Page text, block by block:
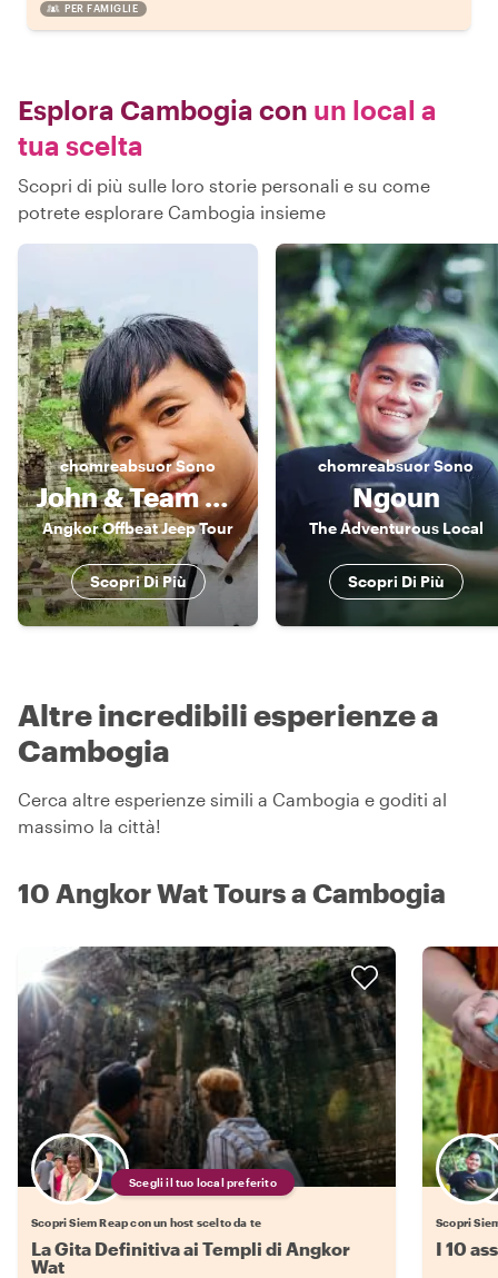
PER FAMIGLIE
Esplora Cambogia con un local a
tua scelta
Scopri di più sulle loro storie personali e su come
potrete esplorare Cambogia insieme
chomreabsuorSono
John & Team Angkor Jeep Tour
Angkor Offbeat Jeep Tour
Scopri Di Più
chomreabsuorSono
Ngoun
The Adventurous Local
Scopri Di Più
Altre incredibili esperienze a
Cambogia
Cerca altre esperienze simili a Cambogia e goditi al
massimo la città!
10 Angkor Wat Tours a Cambogia
Scegli il tuo local preferito
Scopri Siem Reap con un host scelto da te
La Gita Definitiva ai Templi di Angkor
Wat
Scopri
I 10